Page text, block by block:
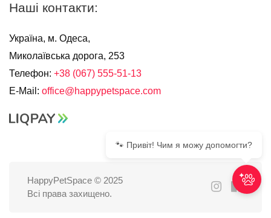
Наші контакти:
Україна, м. Одеса,
Миколаївська дорога, 253
Телефон: +38 (067) 555-51-13
E-Mail: office@happypetspace.com
HappyPetSpace © 2025
Всі права захищено.
🐾 Привіт! Чим я можу допомогти?